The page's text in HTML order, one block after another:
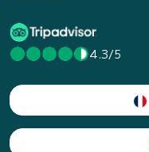
4.3/5